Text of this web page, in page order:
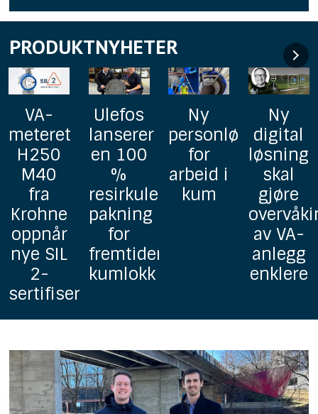
PRODUKTNYHETER
Ulefos
lanserer
en 100
%
resirkulerbar
pakning
for
fremtidens
kumlokk
Ny
personløfter
for
arbeid i
kum
Ny
digital
løsning
skal
gjøre
overvåking
GF
lanserer
Uponor
i PP